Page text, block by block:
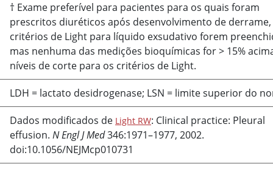
† Exame preferível para pacientes para os quais foram
prescritos diuréticos após desenvolvimento de derrame,
critérios de Light para líquido exsudativo forem
mas nenhuma das medições bioquímicas for > 15%
níveis de corte para os critérios de Light.
LDH = lactato desidrogenase; LSN = limite superior do
Dados modificados de Light RW: Clinical practice: Pleural
effusion. N Engl J Med346:1971–1977, 2002.
doi:10.1056/NEJMcp010731